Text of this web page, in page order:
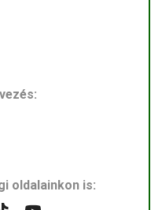
oldalainkon is: